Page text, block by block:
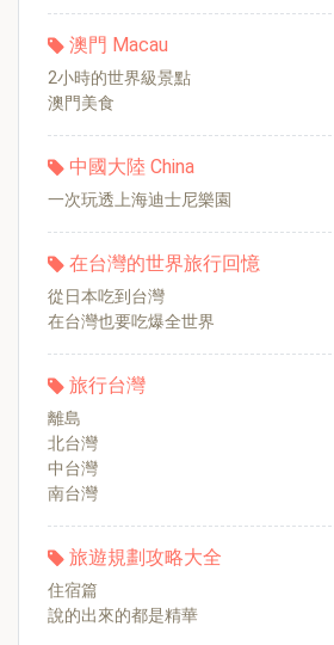
澳門 Macau
2小時的世界級景點
澳門美食
中國大陸 China
一次玩透上海迪士尼樂園
在台灣的世界旅行回憶
從日本吃到台灣
在台灣也要吃爆全世界
旅行台灣
離島
北台灣
中台灣
南台灣
旅遊規劃攻略大全
住宿篇
說的出來的都是精華